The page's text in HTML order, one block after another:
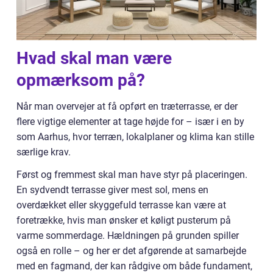
Hvad skal man være
opmærksom på?
Når man overvejer at få opført en træterrasse, er der
flere vigtige elementer at tage højde for – især i en by
som Aarhus, hvor terræn, lokalplaner og klima kan stille
særlige krav.
Først og fremmest skal man have styr på placeringen.
En sydvendt terrasse giver mest sol, mens en
overdækket eller skyggefuld terrasse kan være at
foretrække, hvis man ønsker et køligt pusterum på
varme sommerdage. Hældningen på grunden spiller
også en rolle – og her er det afgørende at samarbejde
med en fagmand, der kan rådgive om både fundament,